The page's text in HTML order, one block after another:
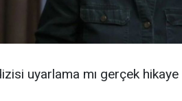
uyarlama mı gerçek